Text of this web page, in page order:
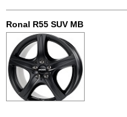
Ronal R55 SUV MB